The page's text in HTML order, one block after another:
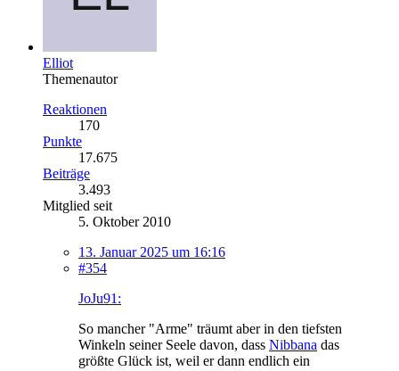
Elliot
Themenautor
Reaktionen
170
Punkte
17.675
Beiträge
3.493
Mitglied seit
5. Oktober 2010
13. Januar 2025 um 16:16
#354
JoJu91:
So mancher "Arme" träumt aber in den tiefsten
Winkeln seiner Seele davon, dass Nibbana das
größte Glück ist, weil er dann endlich ein